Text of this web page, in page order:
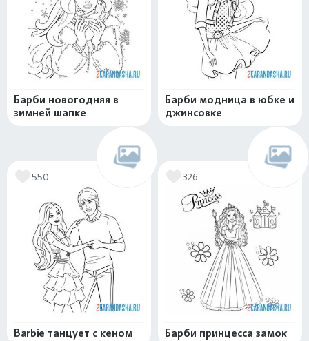
Барби новогодняя в
зимней шапке
Барби модница в юбке и
джинсовке
550
Barbie танцует с кеном
326
Барби принцесса замок